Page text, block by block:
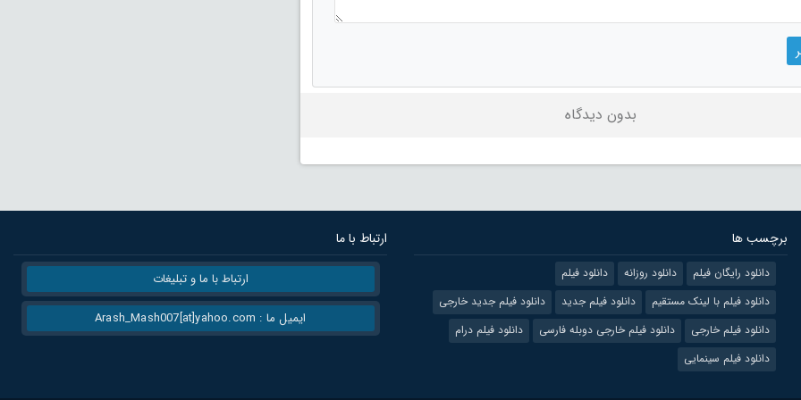
بدون دیدگاه
برچسب ها
دانلود رایگان فیلم دانلود روزانه
دانلود فیلم
دانلود فیلم با لینک مستقیم
دانلود فیلم جدید
دانلود فیلم جدید خارجی
دانلود فیلم خارجی
دانلود فیلم خارجی دوبله فارسی
دانلود فیلم درام
دانلود فیلم سینمایی
ارتباط با ما
ارتباط با ما و تبلیغات
ایمیل ما : Arash_Mash007[at]yahoo.com